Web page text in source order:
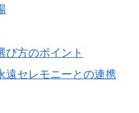
び方のポイント
遠セレモニーとの連携